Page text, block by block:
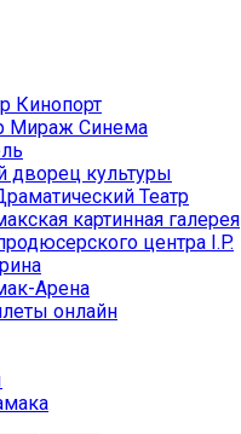
Кинопорт
Мираж Синема
дворец культуры
Театр
картинная галерея
центра I.P.
Арена
онлайн